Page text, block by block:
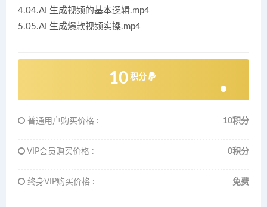
4.04.AI 生成视频的基本逻辑.mp4
5.05.AI 生成爆款视频实操.mp4
10 积分
普通用户购买价格 : 10积分
VIP会员购买价格 : 0积分
终身VIP购买价格 : 免费